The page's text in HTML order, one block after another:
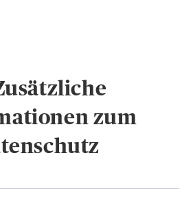
zum